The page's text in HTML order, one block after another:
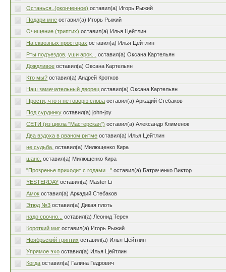
Останься..(оконченное) оставил(а) Игорь Рыжий
Подари мне оставил(а) Игорь Рыжий
Очищение (триптих) оставил(а) Илья Цейтлин
На сквозных просторах оставил(а) Илья Цейтлин
Рты подъездов, уши арок...
оставил(а) Оксана Картельян
Дождливое оставил(а) Оксана Картельян
Кто мы? оставил(а) Андрей Кротков
Наш замечательный дворец оставил(а) Оксана Картельян
Прости, что я не говорю слова оставил(а) Аркадий Стебаков
Под сурдинку оставил(а) john-joy
СЕТИ (из цикла "Мастерская") оставил(а) Александр Клименок
Два вздоха в рваном ритме оставил(а) Илья Цейтлин
не судьба. оставил(а) Милющенко Кира
шанс.
оставил(а) Милющенко Кира
"Прозренье приходит с годами..." оставил(а) Батраченко Виктор
YESTERDAY оставил(а) Master Li
Амок оставил(а) Аркадий Стебаков
Этюд №3 оставил(а) Дикая плоть
надо срочно...
оставил(а) Леонид Терех
Короткий миг оставил(а) Игорь Рыжий
Ноябрьский триптих оставил(а) Илья Цейтлин
Упрямое эхо оставил(а) Илья Цейтлин
Когда оставил(а) Галина Гедрович